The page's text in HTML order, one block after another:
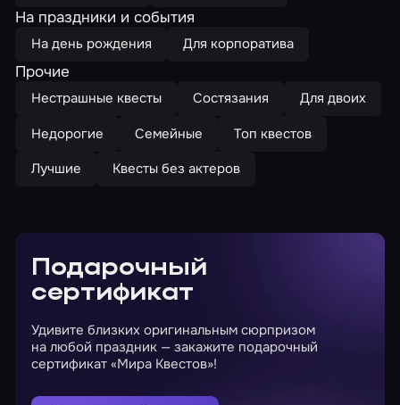
На праздники и события
На день рождения Для корпоратива
Прочие
Нестрашные квесты Состязания
Для двоих
Недорогие
Семейные
Топ квестов
Лучшие
Квесты без актеров
Подарочный
сертификат
Удивите близких оригинальным сюрпризом
на любой праздник — закажите подарочный
сертификат «Мира Квестов»!